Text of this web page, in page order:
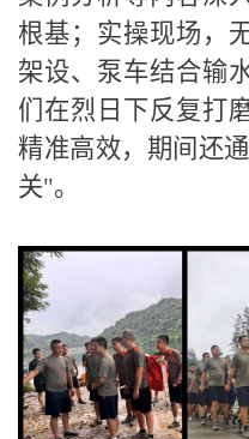
根基；实操现场，
架设、泵车结合输
们在烈日下反复打
精准高效， 期间还
关"。